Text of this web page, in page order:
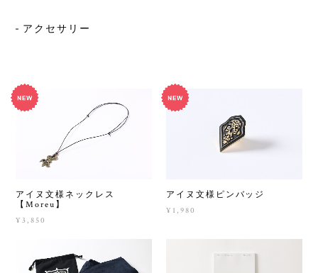
アクセサリー
アイヌ文様ネックレス
【Moreu】
¥3,850
アイヌ文様ピンバッジ
¥1,980